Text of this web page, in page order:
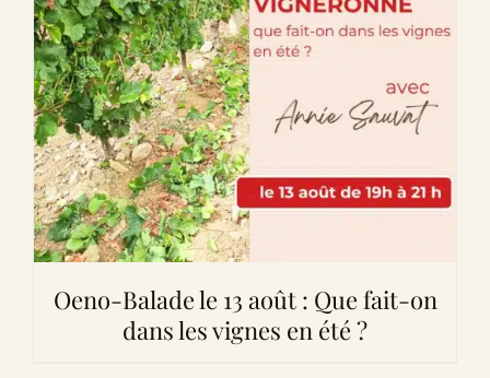
Oeno-Balade le 13 août : Que fait-on
dans les vignes en été ?